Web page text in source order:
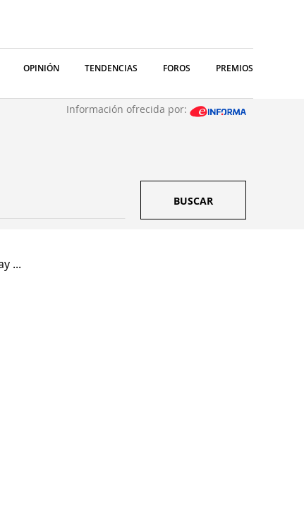
OPINIÓN TENDENCIAS FOROS PREMIOS
Información ofrecida por:
BUSCAR
...